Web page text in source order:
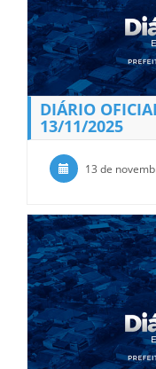
DIÁRIO
13/11/2025
13 de